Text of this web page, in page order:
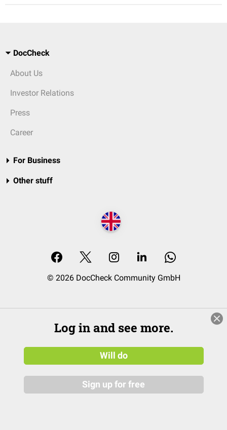
DocCheck
About Us
Investor Relations
Press
Career
For Business
Other stuff
© 2026 DocCheck Community GmbH
Log in and see more.
Will do
Sign up for free